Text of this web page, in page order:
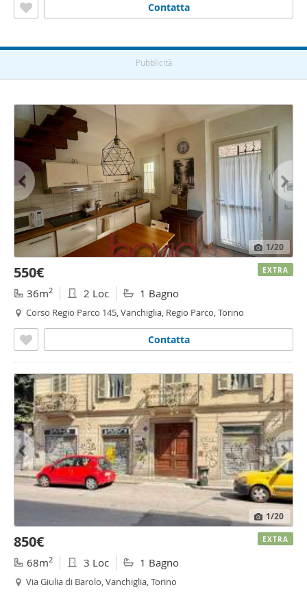
Contatta
Pubblicità
1/20
550€
36m2 2 Loc 1 Bagno
Corso Regio Parco 145, Vanchiglia, Regio Parco, Torino
Contatta
EXTRA
1/20
850€
68m2 3 Loc 1 Bagno
Via Giulia di Barolo, Vanchiglia, Torino
EXTRA